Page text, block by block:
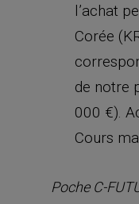
l’achat
Corée
de notre
000 €).
Cours
Poche C-